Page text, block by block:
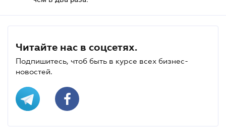
Читайте нас в соцсетях.
Подпишитесь, чтоб быть в курсе всех бизнес-
новостей.